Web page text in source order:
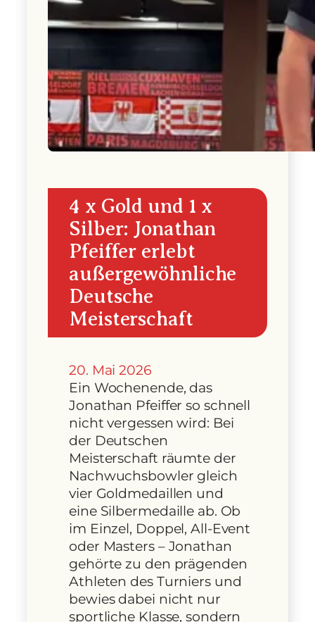
4 x Gold und 1 x
Silber: Jonathan
Pfeiffer erlebt
außergewöhnliche
Deutsche
Meisterschaft
20. Mai 2026
Ein Wochenende, das
Jonathan Pfeiffer so schnell
nicht vergessen wird: Bei
der Deutschen
Meisterschaft räumte der
Nachwuchsbowler gleich
vier Goldmedaillen und
eine Silbermedaille ab. Ob
im Einzel, Doppel, All-Event
oder Masters – Jonathan
gehörte zu den prägenden
Athleten des Turniers und
bewies dabei nicht nur
sportliche Klasse, sondern